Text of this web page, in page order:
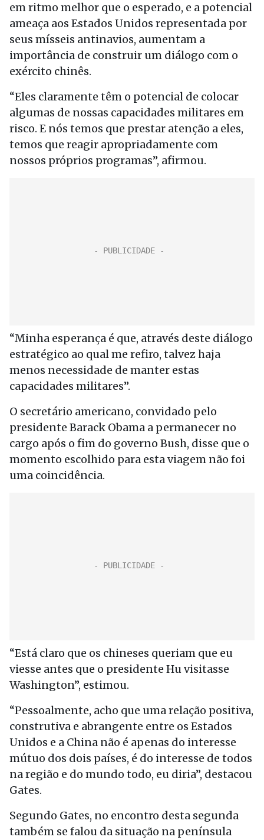
em ritmo melhor que o esperado, e a potencial
ameaça aos Estados Unidos representada por
seus mísseis antinavios, aumentam a
importância de construir um diálogo com o
exército chinês.
“Eles claramente têm o potencial de colocar
algumas de nossas capacidades militares em
risco. E nós temos que prestar atenção a eles,
temos que reagir apropriadamente com
nossos próprios programas”, afirmou.
“Minha esperança é que, através deste diálogo
estratégico ao qual me refiro, talvez haja
menos necessidade de manter estas
capacidades militares”.
O secretário americano, convidado pelo
presidente Barack Obama a permanecer no
cargo após o fim do governo Bush, disse que o
momento escolhido para esta viagem não foi
uma coincidência.
“Está claro que os chineses queriam que eu
viesse antes que o presidente Hu visitasse
Washington”, estimou.
“Pessoalmente, acho que uma relação positiva,
construtiva e abrangente entre os Estados
Unidos e a China não é apenas do interesse
mútuo dos dois países, é do interesse de todos
na região e do mundo todo, eu diria”, destacou
Gates.
Segundo Gates, no encontro desta segunda
também se falou da situação na península